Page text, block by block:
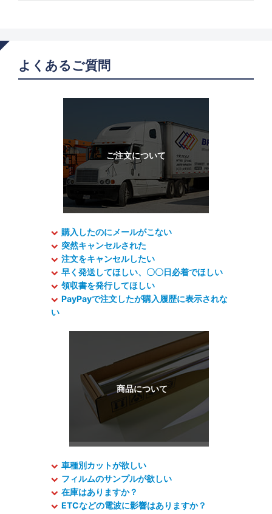
よくあるご質問
購入したのにメールがこない
突然キャンセルされた
注文をキャンセルしたい
早く発送してほしい、〇〇日必着でほしい
領収書を発行してほしい
PayPayで注文したが購入履歴に表示されな
い
車種別カットが欲しい
フィルムのサンプルが欲しい
在庫はありますか？
ETCなどの電波に影響はありますか？